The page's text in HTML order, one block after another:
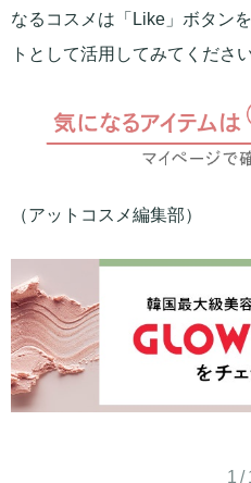
なるコスメは「Like」ボタン
トとして活用してみてください
（アットコスメ編集部）
1/